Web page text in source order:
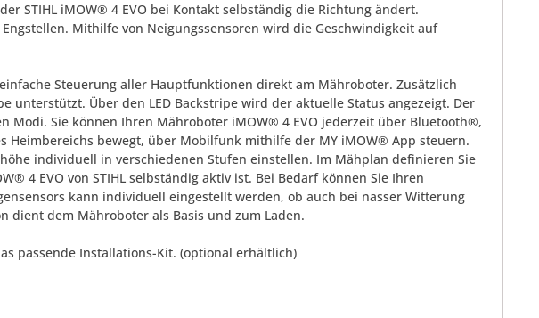
STIHL iMOW® 4 EVO bei Kontakt selbständig die Richtung ändert.
Mithilfe von Neigungssensoren wird die Geschwindigkeit auf
Steuerung aller Hauptfunktionen direkt am Mähroboter. Zusätzlich
unterstützt. Über den LED Backstripe wird der aktuelle Status angezeigt. Der
Modi. Sie können Ihren Mähroboter iMOW® 4 EVO jederzeit über Bluetooth®,
Heimbereichs bewegt, über Mobilfunk mithilfe der MY iMOW® App steuern.
individuell in verschiedenen Stufen einstellen. Im Mähplan definieren Sie
4 EVO von STIHL selbständig aktiv ist. Bei Bedarf können Sie Ihren
kann individuell eingestellt werden, ob auch bei nasser Witterung
dient dem Mähroboter als Basis und zum Laden.
passende Installations-Kit. (optional erhältlich)